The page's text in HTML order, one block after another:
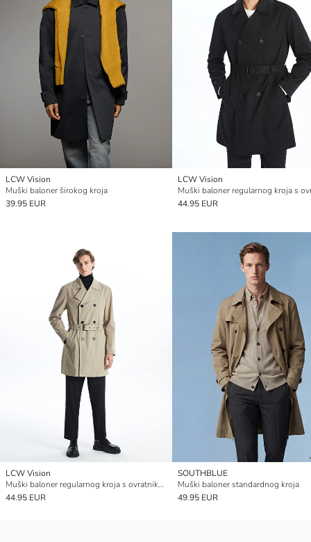
LCW Vision
Muški baloner širokog kroja
39.95 EUR
LCW Vision
44.95 EUR
LCW Vision
Muški baloner regularnog kroja s ovratnikom košulje
44.95 EUR
SOUTHBLUE
Muški baloner standardnog kroja
49.95 EUR